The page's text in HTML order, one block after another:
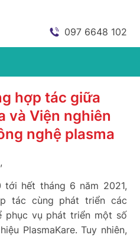
097 6648 102
hợp tác giữa
và Viện nghiên
nghệ plasma
hết tháng 6 năm 2021,
tác cùng phát triển các
phục vụ phát triển một số
PlasmaKare. Tuy nhiên,